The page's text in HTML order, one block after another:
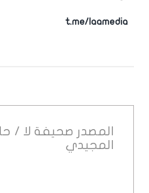
المصدر صحيفة لا /
المجيدي